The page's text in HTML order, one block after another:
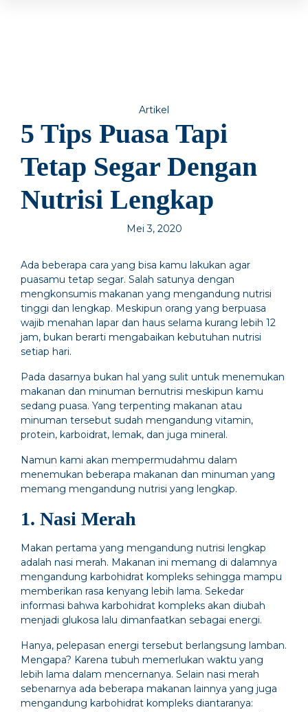
Artikel
5 Tips Puasa Tapi
Tetap Segar Dengan
Nutrisi Lengkap
Mei 3, 2020
Ada beberapa cara yang bisa kamu lakukan agar
puasamu tetap segar. Salah satunya dengan
mengkonsumis makanan yang mengandung nutrisi
tinggi dan lengkap. Meskipun orang yang berpuasa
wajib menahan lapar dan haus selama kurang lebih 12
jam, bukan berarti mengabaikan kebutuhan nutrisi
setiap hari.
Pada dasarnya bukan hal yang sulit untuk menemukan
makanan dan minuman bernutrisi meskipun kamu
sedang puasa. Yang terpenting makanan atau
minuman tersebut sudah mengandung vitamin,
protein, karboidrat, lemak, dan juga mineral.
Namun kami akan mempermudahmu dalam
menemukan beberapa makanan dan minuman yang
memang mengandung nutrisi yang lengkap.
1. Nasi Merah
Makan pertama yang mengandung nutrisi lengkap
adalah nasi merah. Makanan ini memang di dalamnya
mengandung karbohidrat kompleks sehingga mampu
memberikan rasa kenyang lebih lama. Sekedar
informasi bahwa karbohidrat kompleks akan diubah
menjadi glukosa lalu dimanfaatkan sebagai energi.
Hanya, pelepasan energi tersebut berlangsung lamban.
Mengapa? Karena tubuh memerlukan waktu yang
lebih lama dalam mencernanya. Selain nasi merah
sebenarnya ada beberapa makanan lainnya yang juga
mengandung karbohidrat kompleks diantaranya: